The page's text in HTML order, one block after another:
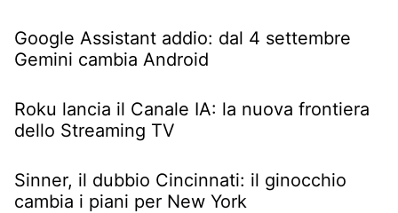
Google Assistant addio: dal 4 settembre
Gemini cambia Android
Roku lancia il Canale IA: la nuova frontiera
dello Streaming TV
Sinner, il dubbio Cincinnati: il ginocchio
cambia i piani per New York